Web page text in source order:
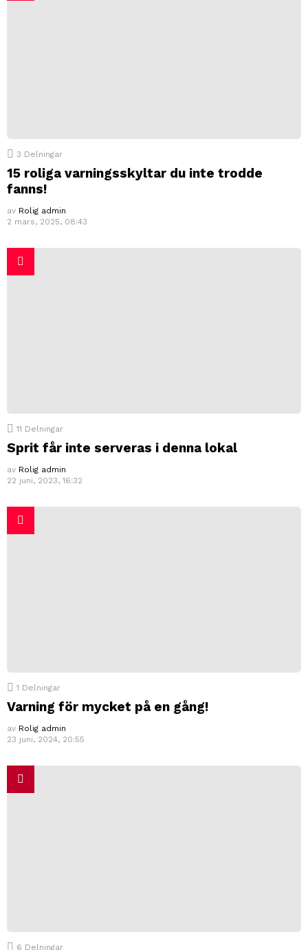
3 Delningar
15 roliga varningsskyltar du inte trodde
fanns!
av Rolig admin
2 mars, 2025, 08:43
11 Delningar
Sprit får inte serveras i denna lokal
av Rolig admin
22 juni, 2023, 16:32
1 Delningar
Varning för mycket på en gång!
av Rolig admin
23 juni, 2024, 20:55
6 Delningar